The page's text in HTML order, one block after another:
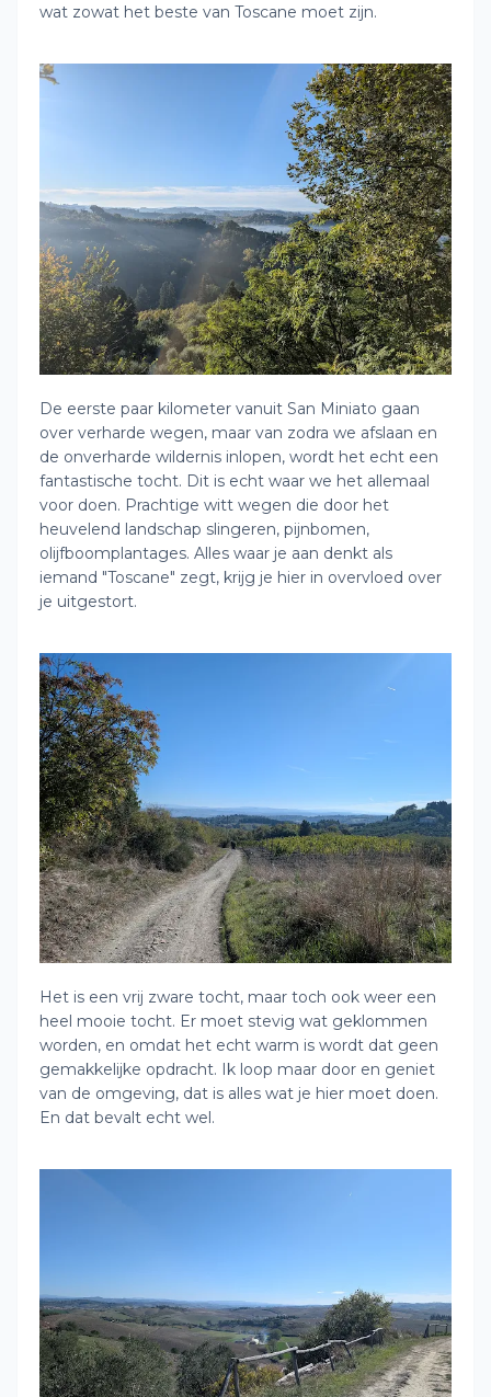
wat zowat het beste van Toscane moet zijn.
De eerste paar kilometer vanuit San Miniato gaan
over verharde wegen, maar van zodra we afslaan en
de onverharde wildernis inlopen, wordt het echt een
fantastische tocht. Dit is echt waar we het allemaal
voor doen. Prachtige witt wegen die door het
heuvelend landschap slingeren, pijnbomen,
olijfboomplantages. Alles waar je aan denkt als
iemand "Toscane" zegt, krijg je hier in overvloed over
je uitgestort.
Het is een vrij zware tocht, maar toch ook weer een
heel mooie tocht. Er moet stevig wat geklommen
worden, en omdat het echt warm is wordt dat geen
gemakkelijke opdracht. Ik loop maar door en geniet
van de omgeving, dat is alles wat je hier moet doen.
En dat bevalt echt wel.